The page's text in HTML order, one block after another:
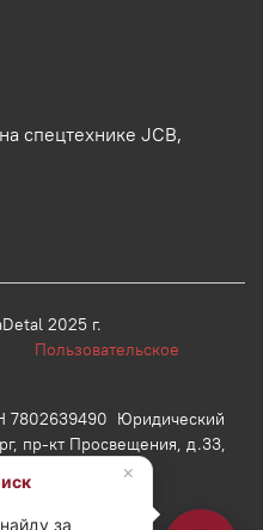
спецтехнике JCB,
2025 г.
Пользовательское
Юридический
пр-кт Просвещения, д.33,
×
за